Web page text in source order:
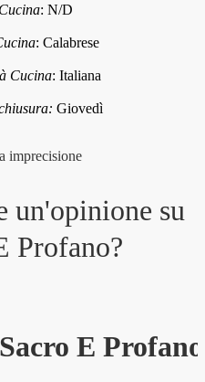
: N/D
: Calabrese
Cucina:Italiana
Giovedì
imprecisione
un'opinione su
Profano?
E Profano